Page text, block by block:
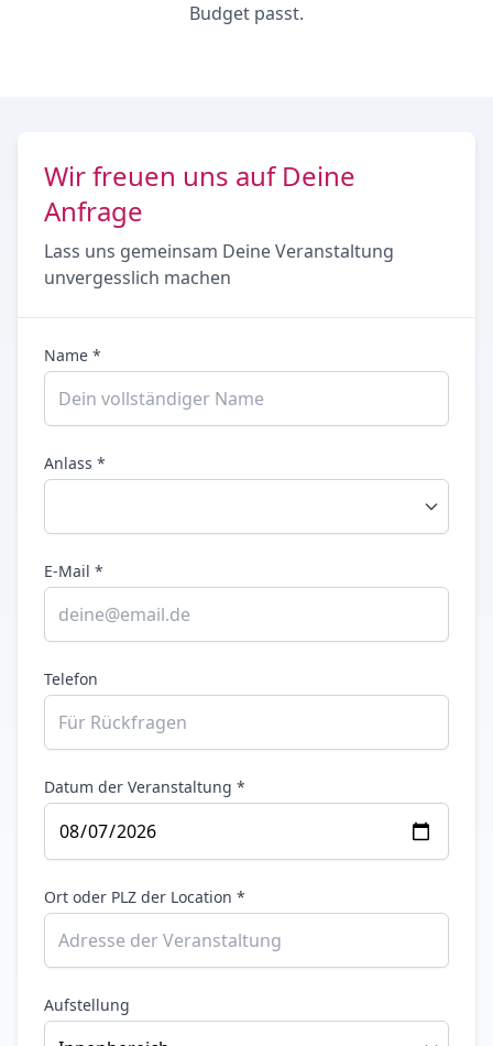
Budget passt.
Wir freuen uns auf Deine
Anfrage
Lass uns gemeinsam Deine Veranstaltung
unvergesslich machen
Name *
Anlass *
E-Mail *
Telefon
Datum der Veranstaltung *
Ort oder PLZ der Location *
Aufstellung